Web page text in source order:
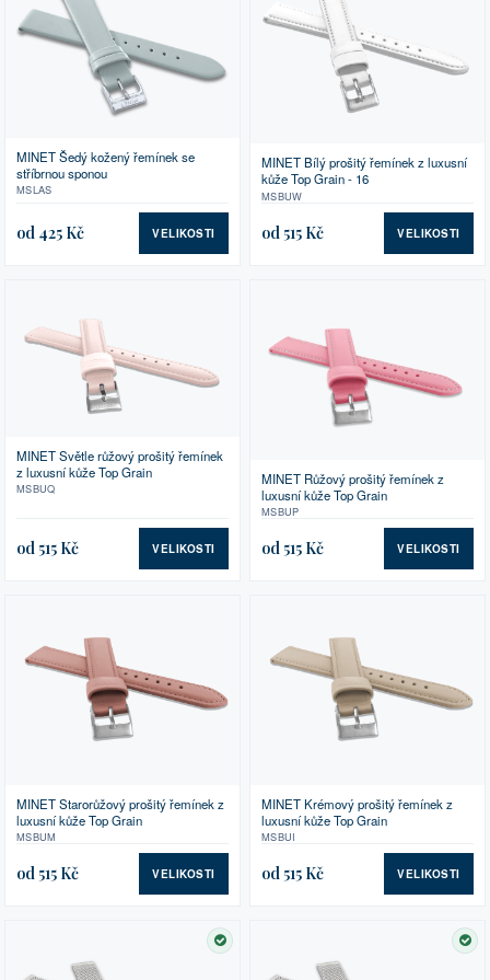
MINET Šedý kožený řemínek se
stříbrnou sponou
MSLAS
od 425 Kč VELIKOSTI
MINET Bílý prošitý řemínek z luxusní
kůže Top Grain - 16
MSBUW
od 515 Kč VELIKOSTI
MINET Světle růžový prošitý řemínek
z luxusní kůže Top Grain
MSBUQ
od 515 Kč VELIKOSTI
MINET Růžový prošitý řemínek z
luxusní kůže Top Grain
MSBUP
od 515 Kč VELIKOSTI
MINET Starorůžový prošitý řemínek z
luxusní kůže Top Grain
MSBUM
od 515 Kč VELIKOSTI
MINET Krémový prošitý řemínek z
luxusní kůže Top Grain
MSBUI
od 515 Kč VELIKOSTI
SKLADEM